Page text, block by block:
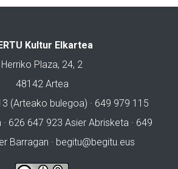
Kultur Elkartea
Herriko Plaza, 24, 2
48142 Artea
(Arteako bulegoa) · 649 979 115
· 626 647 923 Asier Abrisketa · 649
Barragan · begitu@begitu.eus